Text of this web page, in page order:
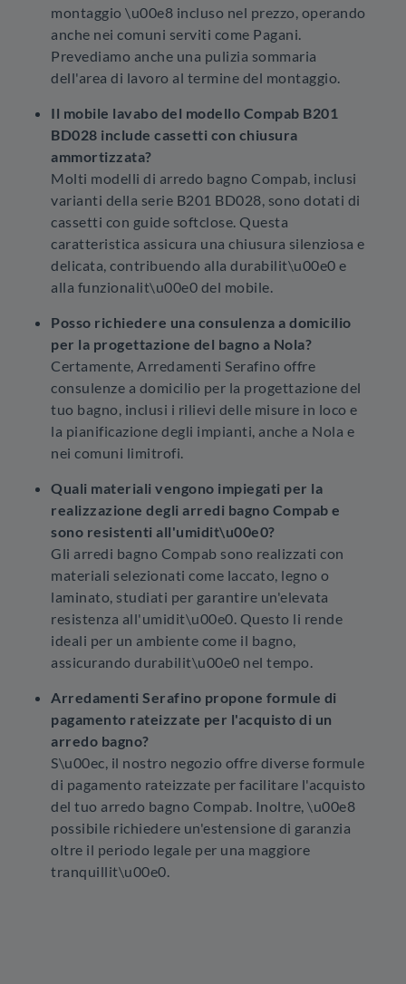
montaggio \u00e8 incluso nel prezzo, operando
anche nei comuni serviti come Pagani.
Prevediamo anche una pulizia sommaria
dell'area di lavoro al termine del montaggio.
Il mobile lavabo del modello Compab B201
BD028 include cassetti con chiusura
ammortizzata?
Molti modelli di arredo bagno Compab, inclusi
varianti della serie B201 BD028, sono dotati di
cassetti con guide softclose. Questa
caratteristica assicura una chiusura silenziosa e
delicata, contribuendo alla durabilit\u00e0 e
alla funzionalit\u00e0 del mobile.
Posso richiedere una consulenza a domicilio
per la progettazione del bagno a Nola?
Certamente, Arredamenti Serafino offre
consulenze a domicilio per la progettazione del
tuo bagno, inclusi i rilievi delle misure in loco e
la pianificazione degli impianti, anche a Nola e
nei comuni limitrofi.
Quali materiali vengono impiegati per la
realizzazione degli arredi bagno Compab e
sono resistenti all'umidit\u00e0?
Gli arredi bagno Compab sono realizzati con
materiali selezionati come laccato, legno o
laminato, studiati per garantire un'elevata
resistenza all'umidit\u00e0. Questo li rende
ideali per un ambiente come il bagno,
assicurando durabilit\u00e0 nel tempo.
Arredamenti Serafino propone formule di
pagamento rateizzate per l'acquisto di un
arredo bagno?
S\u00ec, il nostro negozio offre diverse formule
di pagamento rateizzate per facilitare l'acquisto
del tuo arredo bagno Compab. Inoltre, \u00e8
possibile richiedere un'estensione di garanzia
oltre il periodo legale per una maggiore
tranquillit\u00e0.